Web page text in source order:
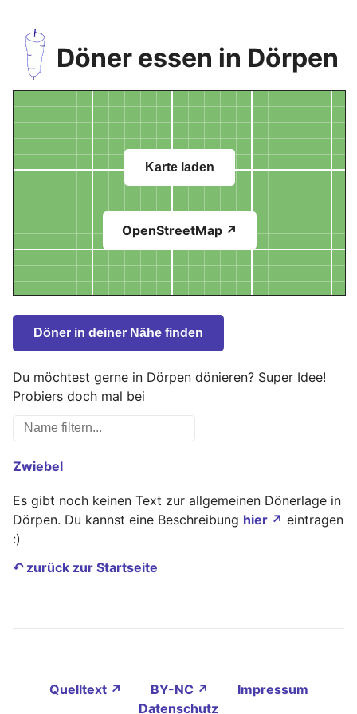
Döner essen in Dörpen
Karte laden
OpenStreetMap ↗
Döner in deiner Nähe finden
Du möchtest gerne in Dörpen dönieren? Super Idee!
Probiers doch mal bei
Zwiebel
Es gibt noch keinen Text zur allgemeinen Dönerlage in
Dörpen. Du kannst eine Beschreibung hier ↗ eintragen
:)
↶ zurück zur Startseite
Quelltext ↗ BY-NC ↗
Impressum
Datenschutz